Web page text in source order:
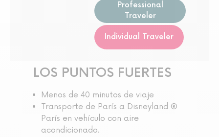
Professional
Traveler
Individual Traveler
LOS PUNTOS FUERTES
Menos de 40 minutos de viaje
Transporte de París a Disneyland ®
París en vehículo con aire
acondicionado.